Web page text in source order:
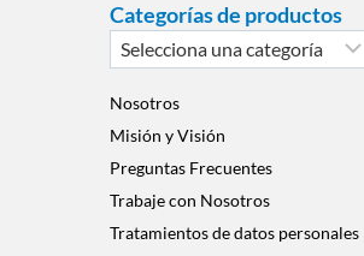
Categorías de productos
Selecciona
una
categoría
Nosotros
Misión y Visión
Preguntas Frecuentes
Trabaje con Nosotros
Tratamientos de datos personales